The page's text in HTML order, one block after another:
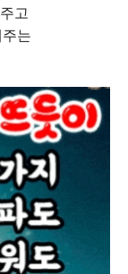
고
는